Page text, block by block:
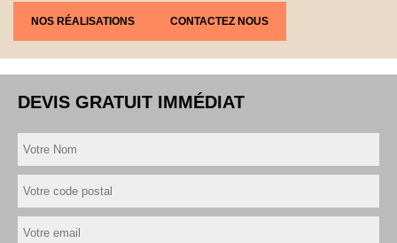
NOS RÉALISATIONS CONTACTEZ NOUS
DEVIS GRATUIT IMMÉDIAT